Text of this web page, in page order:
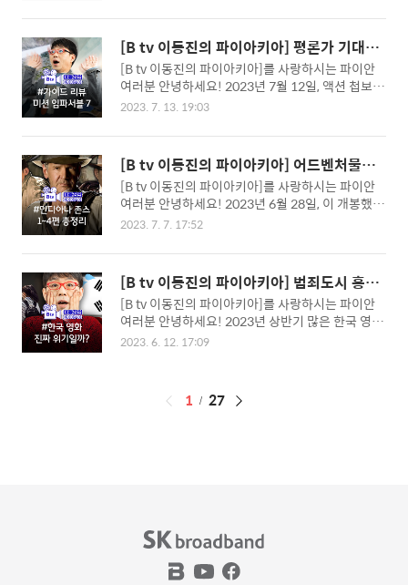
전투기의 부품을 만드는 군수 공장이었다고 합니다.
큰아버지가 사장이고 아버지가 공장장을 맡고 있었
다고 하죠. 패전의 기색이 만연하고 주변의 사람은
죽어가는..
인터뷰라 묻고 싶은 질문이 한가득 쌓여 있었는데
요. 의 촬영 비하인드 스토리는 물론, 배우의 코미디
연기 비법까지 함께 들어보시죠! #3년 만의 극장 개
봉작 이동진 평론가는 개봉을 앞둔 배우의 소감에
대한 질문으로 인터뷰를 시작했어요. 하정우 배우는
지금 극장이 어려운 상황이기에 의 개봉이 더 긴장
연기되면서 본의 아니게 안식년을 가졌다고 해요.
하지만 의 제작발표회 등을 소화하면서 직장을 되찾
은 느낌을 받았다고 합니다. 하정우 배우는 시나리
오를 받고도 김성훈 감..
[B tv 이동진의 파이아키아] 평론가 기대까
지 대충족한 <미션 임파서블: 데드 레코닝 P
ART ONE> 리뷰
[B tv 이동진의 파이아키아]를 사랑하시는 파이안
여러분 안녕하세요! 2023년 7월 12일, 액션 첩보
영화의 끝판왕 시리즈의 일곱 번째 이야기가 개봉했
은 이 영화! [B tv 이동진의 파이아키아]에서 이동진
평론가와 함께 알아볼까요? 스포일러를 최소화한
가이드 리뷰이니 관람 전에 편하게 읽어주세요! #한
줄 요약 이동진 평론가는 이 영화가 장르와 시리즈
에 대한 기대감을 제대로 충족시켜준다고 말했습니
다. ‘크리스토퍼 맥쿼리’ 감독은 5편부터 시리즈를
우를 어떻게 담아내야 하는지 너무 잘 알고 있다고
말했죠. 또한 이 영화가 공산품 영화의 극단적인 쾌
감을 보여주는 작품이라고 말했습니다. #여성 캐릭
터들..
2023. 7. 13. 19:03
[B tv 이동진의 파이아키아] 어드벤처물의
결정판! <인디아나 존스> 1~4편 비화+내용
총정리
[B tv 이동진의 파이아키아]를 사랑하시는 파이안
여러분 안녕하세요! 2023년 6월 28일, 이 개봉했습
니다. 이동진 평론가는 1편과 2편을 세상에 이렇게
를 어드벤처 영화 역사상 가장 유명한 시리즈라고
말했습니다. 또한 영화 잡지 ‘엠파이어’에서는 ‘인디
아나 존스’가 최고의 영화 캐릭터로 선정됐었다고
하죠. 블록버스터 영화의 시대를 열고, 할리우드의
기틀을 다진 거물들이 모여서 만든 영화, 시리즈 1편
~4편에 대해 이동진 평론가와 함께 알아볼까요? #
제작자 ‘조지 루카스’, 감독 ‘스티븐 스필버그’, 배우
‘해리슨 포드’가 그 주인공인데요. 원래 각..
2023. 7. 7. 17:52
[B tv 이동진의 파이아키아] 범죄도시 흥행
에도 한국영화 위기론이 나오는 이유
[B tv 이동진의 파이아키아]를 사랑하시는 파이안
여러분 안녕하세요! 2023년 상반기 많은 한국 영화
가 흥행에 실패하며, 한국 영화 위기론이 대두되고
위기론을 말하는 이동진 평론가의 이야기를 함께 알
아볼까요? #극장 티켓 가격 인상 이동진 평론가는
가격 변동에 더 민감하다고 하죠. #한국 영화의 퀄
리티 이슈?..
2023. 6. 12. 17:09
페
1 27